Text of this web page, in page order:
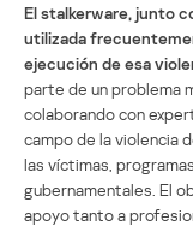
El stalkerware, junto
utilizada
ejecución de esa
parte de un problema
colaborando con
campo de la violencia
las víctimas,
gubernamentales. El
apoyo tanto a